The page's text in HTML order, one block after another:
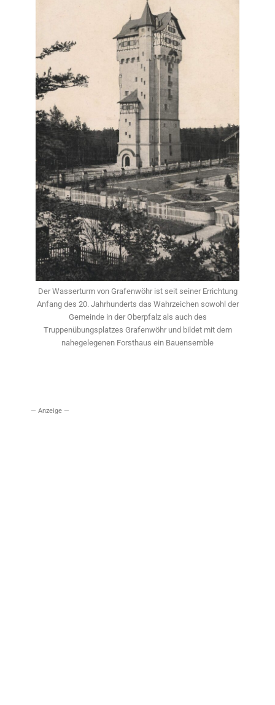
Der Wasserturm von Grafenwöhr ist seit seiner Errichtung
Anfang des 20. Jahrhunderts das Wahrzeichen sowohl der
Gemeinde in der Oberpfalz als auch des
Truppenübungsplatzes Grafenwöhr und bildet mit dem
nahegelegenen Forsthaus ein Bauensemble
— Anzeige —